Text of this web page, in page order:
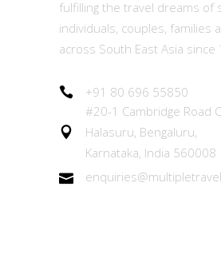
fulfilling the travel dreams of
individuals, couples, families
across South East Asia since
+91 80 696 55850
#20-1 Cambridge Road
Halasuru, Bengaluru,
Karnataka, India 560008